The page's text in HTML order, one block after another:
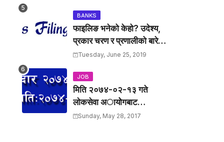
BANKS
फाइलिङ भनेको केहो? उदेश्य,
प्रकार चरण र प्रणालीको बारेमा
उल्लेख गर्नुहोस् ।
Tuesday, June 25, 2019
JOB
मिति २०७४-०२-१३ गते
लाेकसेवा अायोेगबाट
लिर्इएकाे खरिदार पदकाे पश्न
Sunday, May 28, 2017